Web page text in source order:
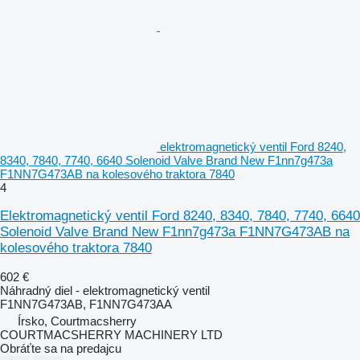
elektromagnetický ventil Ford 8240,
8340, 7840, 7740, 6640 Solenoid Valve Brand New F1nn7g473a
F1NN7G473AB na kolesového traktora 7840
4
Elektromagnetický ventil Ford 8240, 8340, 7840, 7740, 6640
Solenoid Valve Brand New F1nn7g473a F1NN7G473AB na
kolesového traktora 7840
602 €
Náhradný diel - elektromagnetický ventil
F1NN7G473AB, F1NN7G473AA
Írsko, Courtmacsherry
COURTMACSHERRY MACHINERY LTD
Obráťte sa na predajcu